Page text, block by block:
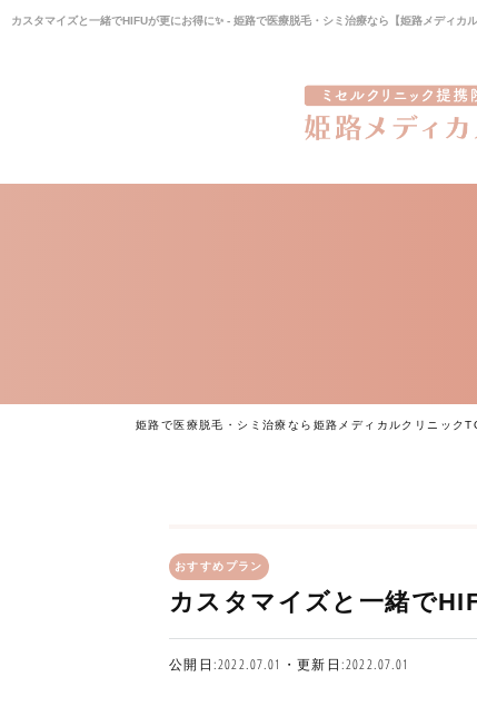
カスタマイズと一緒でHIFUが更にお得に✨ - 姫路で医療脱毛・シミ治療なら【姫路メディカ
姫路で医療脱毛・シミ治療なら姫路メディカルクリニック
おすすめプラン
カスタマイズと一緒で
公開日:2022.07.01・更新日:2022.07.01